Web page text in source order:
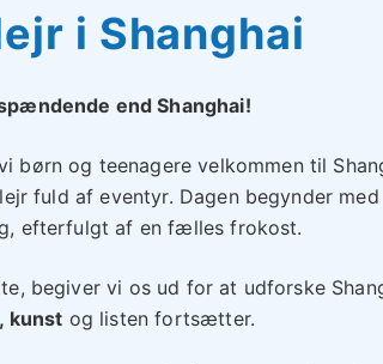
i Shanghai
end Shanghai!
børn og teenagere velkommen til
fuld af eventyr. Dagen begynder med
, efterfulgt af en fælles frokost.
begiver vi os ud for at udforske
kunst og listen fortsætter.